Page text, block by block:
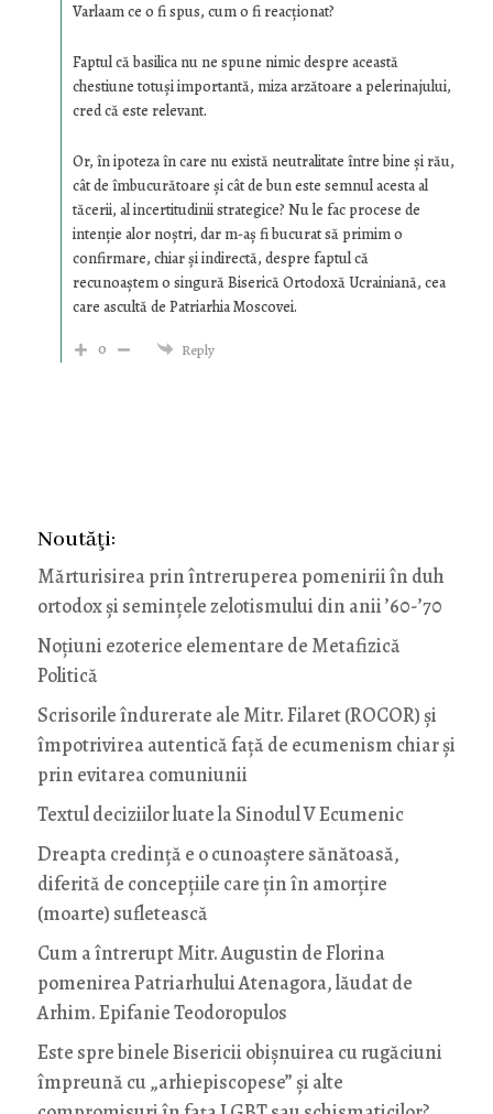
Varlaam ce o fi spus, cum o fi reacţionat?
Faptul că basilica nu ne spune nimic despre această
chestiune totuşi importantă, miza arzătoare a pelerinajului,
cred că este relevant.
Or, în ipoteza în care nu există neutralitate între bine şi rău,
cât de îmbucurătoare şi cât de bun este semnul acesta al
tăcerii, al incertitudinii strategice? Nu le fac procese de
intenţie alor noştri, dar m-aş fi bucurat să primim o
confirmare, chiar şi indirectă, despre faptul că
recunoaştem o singură Biserică Ortodoxă Ucrainiană, cea
care ascultă de Patriarhia Moscovei.
0
Reply
Noutăţi:
Mărturisirea prin întreruperea pomenirii în duh
ortodox și semințele zelotismului din anii ’60-’70
Noţiuni ezoterice elementare de Metafizică
Politică
Scrisorile îndurerate ale Mitr. Filaret (ROCOR) și
împotrivirea autentică față de ecumenism chiar și
prin evitarea comuniunii
Textul deciziilor luate la Sinodul V Ecumenic
Dreapta credință e o cunoaștere sănătoasă,
diferită de concepțiile care țin în amorțire
(moarte) sufletească
Cum a întrerupt Mitr. Augustin de Florina
pomenirea Patriarhului Atenagora, lăudat de
Arhim. Epifanie Teodoropulos
Este spre binele Bisericii obișnuirea cu rugăciuni
împreună cu „arhiepiscopese” și alte